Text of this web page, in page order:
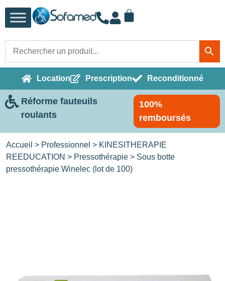
Location Prescription Reconditionné
Réforme fauteuils
roulants
100%
remboursés
Accueil > Professionnel > KINESITHERAPIE
REEDUCATION > Pressothérapie > Sous botte
pressothérapie Winelec (lot de 100)